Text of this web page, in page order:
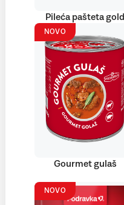
Pileća pašteta gold
NOVO
Gourmet gulaš
NOVO